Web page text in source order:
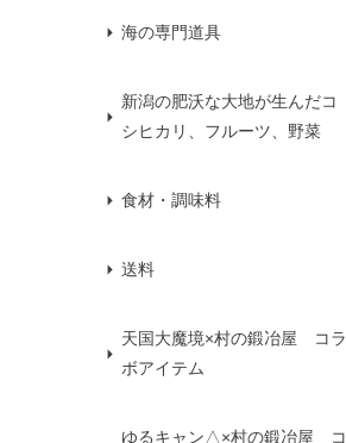
海の専門道具
新潟の肥沃な大地が生んだコ
シヒカリ、フルーツ、野菜
食材・調味料
送料
天国大魔境×村の鍛冶屋 コラ
ボアイテム
ゆるキャン△×村の鍛冶屋 コ